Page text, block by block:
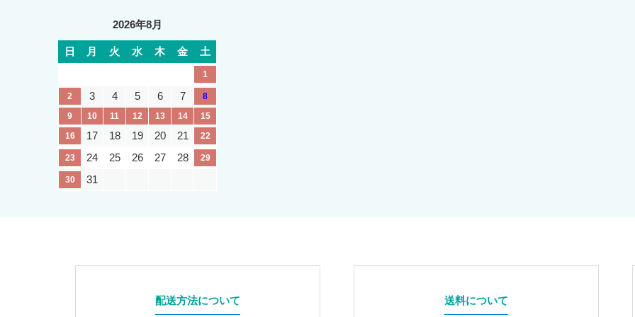
2026年8月
日 月 火 水 木 金 土
1
2 3 4 5 6 7
8
9
10 11 12 13 14
15
16
17 18 19 20 21 22
23 24 25 26 27 28 29
30 31
配送方法について 送料について